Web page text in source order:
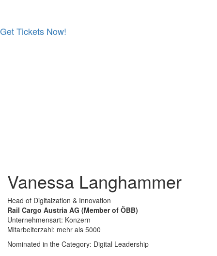
Get Tickets Now!
Vanessa Langhammer
Head of Digitalzation & Innovation
Rail Cargo Austria AG (Member of ÖBB)
Unternehmensart: Konzern
Mitarbeiterzahl: mehr als 5000
Nominated in the Category: Digital Leadership